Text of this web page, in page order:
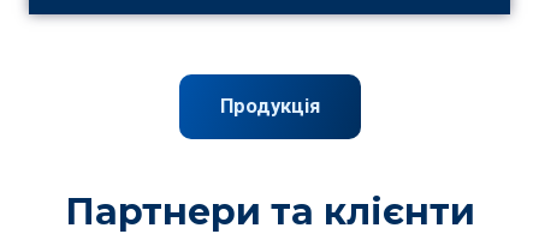
Продукція
Партнери та клієнти